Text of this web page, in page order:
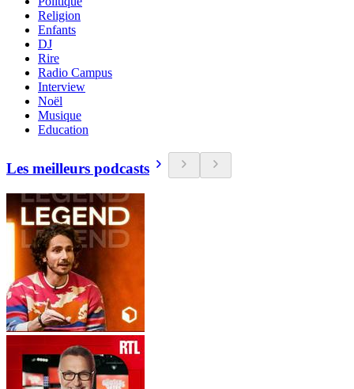
Religion
Enfants
DJ
Rire
Radio Campus
Interview
Noël
Musique
Education
Les meilleurs podcasts